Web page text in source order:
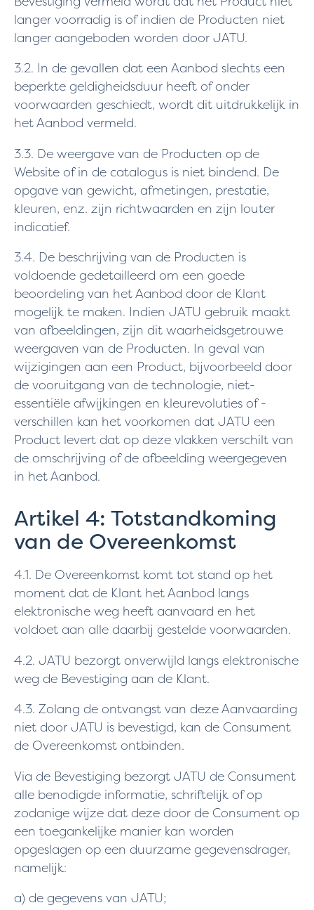
langer voorradig is of indien de Producten niet
langer aangeboden worden door JATU.
3.2. In de gevallen dat een Aanbod slechts een
beperkte geldigheidsduur heeft of onder
voorwaarden geschiedt, wordt dit uitdrukkelijk in
het Aanbod vermeld.
3.3. De weergave van de Producten op de
Website of in de catalogus is niet bindend. De
opgave van gewicht, afmetingen, prestatie,
kleuren, enz. zijn richtwaarden en zijn louter
indicatief.
3.4. De beschrijving van de Producten is
voldoende gedetailleerd om een goede
beoordeling van het Aanbod door de Klant
mogelijk te maken. Indien JATU gebruik maakt
van afbeeldingen, zijn dit waarheidsgetrouwe
weergaven van de Producten. In geval van
wijzigingen aan een Product, bijvoorbeeld door
de vooruitgang van de technologie, niet-
essentiële afwijkingen en kleurevoluties of -
verschillen kan het voorkomen dat JATU een
Product levert dat op deze vlakken verschilt van
de omschrijving of de afbeelding weergegeven
in het Aanbod.
Artikel 4: Totstandkoming
van de Overeenkomst
4.1. De Overeenkomst komt tot stand op het
moment dat de Klant het Aanbod langs
elektronische weg heeft aanvaard en het
voldoet aan alle daarbij gestelde voorwaarden.
4.2. JATU bezorgt onverwijld langs elektronische
weg de Bevestiging aan de Klant.
4.3. Zolang de ontvangst van deze Aanvaarding
niet door JATU is bevestigd, kan de Consument
de Overeenkomst ontbinden.
Via de Bevestiging bezorgt JATU de Consument
alle benodigde informatie, schriftelijk of op
zodanige wijze dat deze door de Consument op
een toegankelijke manier kan worden
opgeslagen op een duurzame gegevensdrager,
namelijk:
a) de gegevens van JATU;